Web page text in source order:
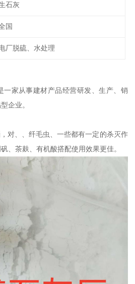
石灰
国
厂脱硫、水处理
一家从事建材产品经营研发、生产、销
企业。
对、、纤毛虫、一些都有一定的杀灭作
、茶麸、有机酸搭配使用效果更佳。